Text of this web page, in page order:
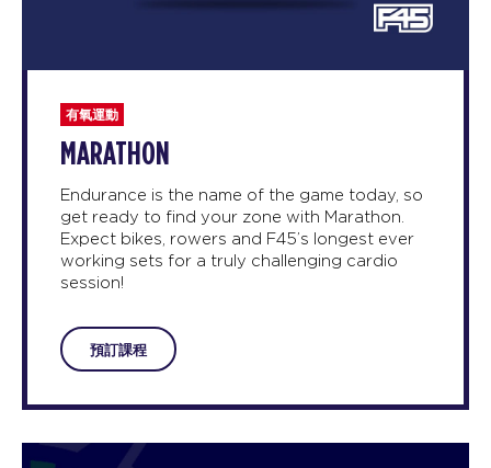
有氧運動
MARATHON
Endurance is the name of the game today, so
get ready to find your zone with Marathon.
Expect bikes, rowers and F45’s longest ever
working sets for a truly challenging cardio
session!
預訂課程